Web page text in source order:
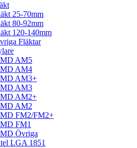
25-70mm
80-92mm
120-140mm
Fläktar
AM5
AM4
AM3+
AM3
AM2+
AM2
FM2/FM2+
FM1
Övriga
LGA 1851